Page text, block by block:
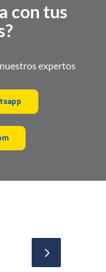
con tus
expertos